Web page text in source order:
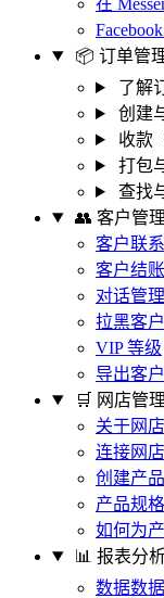
在
📦 订单管
了解
创建
收款
打包
查找
👥 客户管理
客户联
客户结
对话管
拉黑客户
VIP 等级
导出客
🛒 网店管理
关于网店
连接网
创建产
产品规
如何为
📊 报表分
数据数